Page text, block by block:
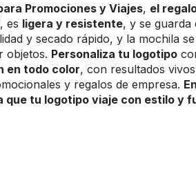
Promociones y Viajes, el
es ligera y resistente, y se guarda
y secado rápido, y la mochila
objetos. Personaliza tu logotipo
en todo color, con resultados
y regalos de empresa.
que tu logotipo viaje con estilo y